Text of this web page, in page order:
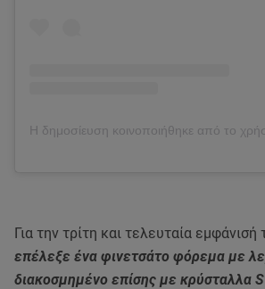
Για την τρίτη και τελευταία εμφάνισή
επέλεξε ένα φινετσάτο φόρεμα με
διακοσμημένο επίσης με κρύσταλλα